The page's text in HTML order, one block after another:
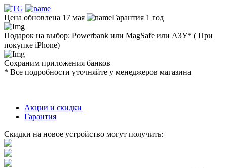
Цена обновлена 17 мая Гарантия 1 год
Подарок на выбор: Powerbank или MagSafe или AЗУ* ( При
покупке iPhone)
Сохраним приложения банков
* Все подробности уточняйте у менеджеров магазина
Акции и скидки
Гарантия
Скидки на новое устройство могут получить: